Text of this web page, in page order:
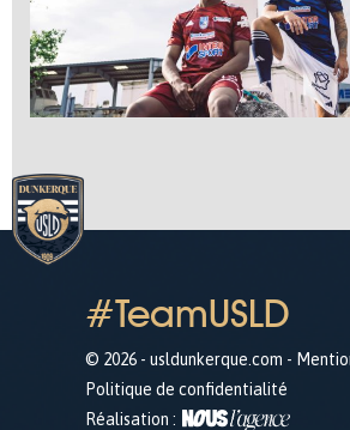
#TeamUSLD
© 2026 - usldunkerque.com -
Politique de confidentialité
Réalisation :